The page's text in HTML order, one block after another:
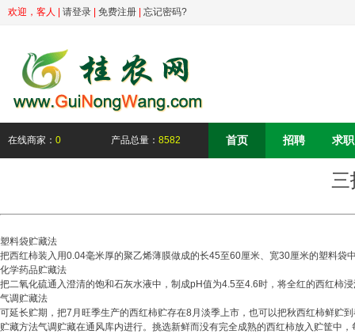
欢迎， 客人 请登录 免费注册 忘记密码?
在线商家： 0 产品总量： 8582 首页 招聘 求职
塑料袋贮藏法
把西红柿装入用0.04毫米厚的聚乙烯薄膜做成的长45至60厘米、宽30厘米的塑料
化学药品贮藏法
把二氧化硫通入澄清的饱和石灰水液中，制成pH值为4.5至4.6时，将全红的西红柿
气调贮藏法
可延长贮期，把7月旺季生产的西红柿贮存在8月淡季上市，也可以把秋西红柿鲜贮
贮藏方法气调贮藏在通风库内进行。挑选新鲜而没有完全成熟的西红柿放入贮筐中